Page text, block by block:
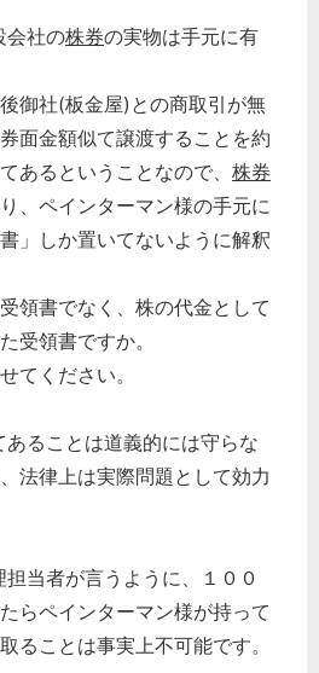
社の株券の実物は手元に有
御社(板金屋)との商取引が無
面金額似て譲渡することを約
あるということなので、 株券
、ペインターマン様の手元に
」しか置いてないように解釈
領書でなく、株の代金として
受領書ですか。
てください。
あることは道義的には守らな
法律上は実際問題として効力
者が言うように、１００
らペインターマン様が持って
ることは事実上不可能です。